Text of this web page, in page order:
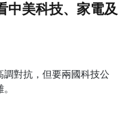
中美科技、家電及
對抗，但要兩國科技公